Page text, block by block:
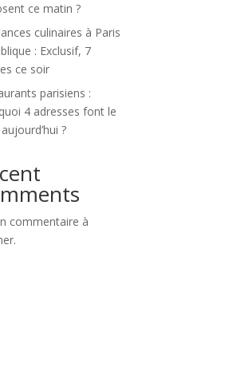
mêlant **tradition** et
produits du **terroir**.
Lafayette Le Gourmet.
ce matin ?
culinaires à Paris
: Exclusif, 7
ce soir
parisiens :
4 adresses font le
?
commentaire à